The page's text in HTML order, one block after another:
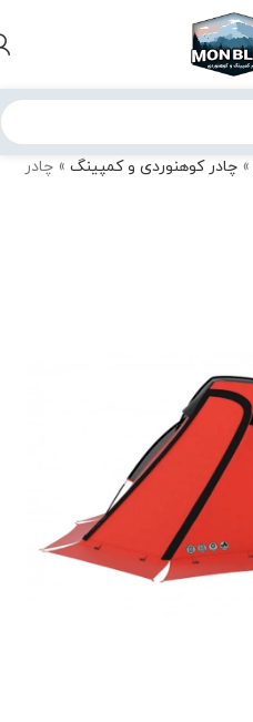
» چادر کوهنوردی و کمپینگ » چادر